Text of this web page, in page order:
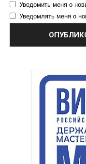
Уведомить меня о
Уведомлять меня о